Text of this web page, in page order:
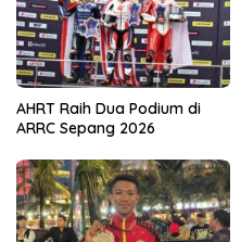
AHRT Raih Dua Podium di
ARRC Sepang 2026